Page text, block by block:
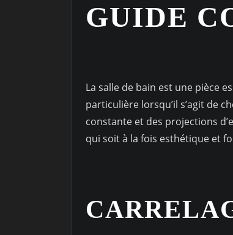
GUIDE
La salle de bain est une pièce
particulière lorsqu’il s’agit de
constante et des projections
qui soit à la fois esthétique et